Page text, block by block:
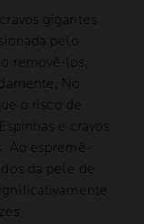
gigantes
pelo
removê-los,
No
o risco de
e cravos
Ao espremê-
da pele de